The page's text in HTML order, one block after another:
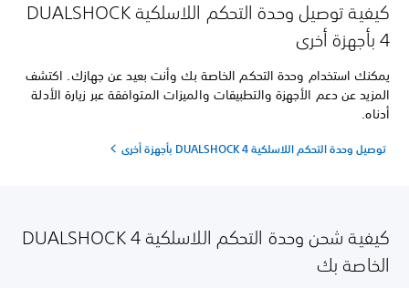
كيفية توصيل وحدة التحكم اللاسلكية DUALSHOCK
4 بأجهزة أخرى
يمكنك استخدام وحدة التحكم الخاصة بك وأنت بعيد عن جهازك. اكتشف
المزيد عن دعم الأجهزة والتطبيقات والميزات المتوافقة عبر زيارة الأدلة
أدناه.
توصيل وحدة التحكم اللاسلكية DUALSHOCK 4 بأجهزة أخرى
كيفية شحن وحدة التحكم اللاسلكية DUALSHOCK 4
الخاصة بك